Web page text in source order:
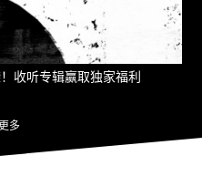
收听专辑赢取独家福利
多